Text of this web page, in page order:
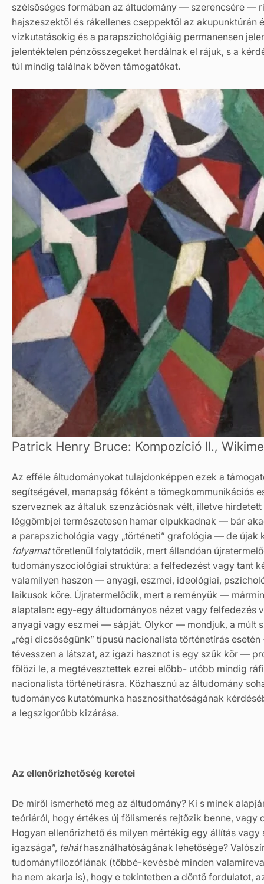
szélsőséges formában az áltudomány — szerencsére —
hajszeszektől és rákellenes cseppektől az akupunktúrán
vízkutatásokig és a parapszichológiáig permanensen
jelentéktelen pénzösszegeket herdálnak el rájuk, s a
túl mindig találnak bőven támogatókat.
Patrick Henry Bruce: Kompozíció II.,
Az efféle áltudományokat tulajdonképpen ezek a
segítségével, manapság főként a tömegkommunikációs
szerveznek az általuk szenzációsnak vélt, illetve
léggömbjei természetesen hamar elpukkadnak — bár
a parapszichológia vagy „történeti” grafológia — de újak
folyamattöretlenül folytatódik, mert állandóan
tudományszociológiai struktúra: a felfedezést vagy tant
valamilyen haszon — anyagi, eszmei, ideológiai,
laikusok köre. Újratermelődik, mert a reményük —
alaptalan: egy-egy áltudományos nézet vagy
anyagi vagy eszmei — sápját. Olykor — mondjuk, a múlt
„régi dicsőségünk” típusú nacionalista történetírás
tévesszen a látszat, az igazi hasznot is egy szűk kör —
fölözi le, a megtévesztettek ezrei előbb- utóbb mindig
nacionalista történetírásra. Közhasznú az áltudomány
tudományos kutatómunka hasznosíthatóságának
a legszigorúbb kizárása.
Az ellenőrizhetőség keretei
De miről ismerhető meg az áltudomány? Ki s minek
teóriáról, hogy értékes új fölismerés rejtőzik benne,
Hogyan ellenőrizhető és milyen mértékig egy állítás
igazsága”, teháthasználhatóságának lehetősége?
tudományfilozófiának (többé-kevésbé minden
ha nem akarja is), hogy e tekintetben a döntő fordulatot,